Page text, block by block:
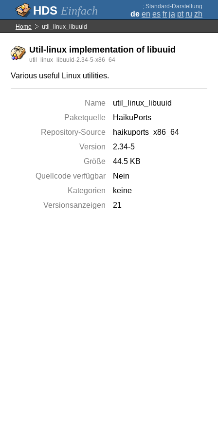
Einfach ; Standard-Darstellung
de en es fr ja pt ru zh
Home util_linux_libuuid
Util-linux implementation of libuuid
util_linux_libuuid-2.34-5-x86_64
Various useful Linux utilities.
Name
util_linux_libuuid
Paketquelle
HaikuPorts
Repository-Source
haikuports_x86_64
Version
2.34-5
Größe
44.5 KB
Quellcode verfügbar
Nein
Kategorien
keine
Versionsanzeigen
21